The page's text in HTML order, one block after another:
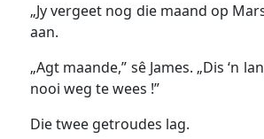
„Jy vergeet nog die maand op
aan.
„Agt maande,” sê James. „Dis ‘n
nooi weg te wees !”
Die twee getroudes lag.